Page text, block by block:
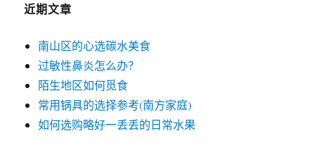
近期文章
南山区的心选碳水美食
过敏性鼻炎怎么办？
陌生地区如何觅食
常用锅具的选择参考(南方家庭)
如何选购略好一丢丢的日常水果